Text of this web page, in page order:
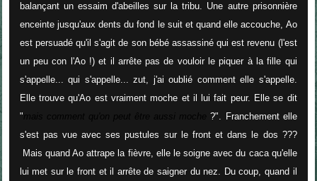
balançant un essaim d'abeilles sur la tribu. Une autre prisonnière
enceinte jusqu'aux dents du fond le suit et quand elle accouche, Ao
est persuadé qu'il s'agit de son bébé assassiné qui est revenu (l'est
un peu con l'Ao !) et il arrête pas de vouloir le piquer à la fille qui
s'appelle... qui s'appelle... zut, j'ai oublié comment elle s'appelle.
Elle trouve qu'Ao est vraiment moche et il lui fait peur. Elle se dit
" mais comment qu'on peut être aussi moche?". Franchement elle
s'est pas vue avec ses pustules sur le front et dans le dos ???
Mais quand Ao attrape la fièvre, elle le soigne avec du caca qu'elle
lui met sur le front et il arrête de saigner du nez. Du coup, quand il